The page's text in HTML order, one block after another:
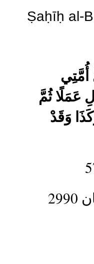
Ṣaḥīḥ al-
عَمَلًا ثُمَّ
وَقَدْ
2990 صحيح مسلم كتاب الزهد والرقائق باب النهي عن هتك الإنسان